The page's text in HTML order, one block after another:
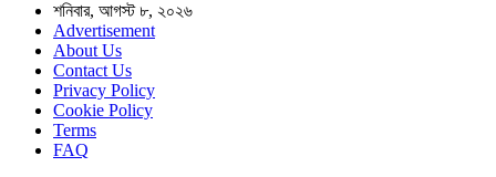
শনিবার, আগস্ট ৮, ২০২৬
Advertisement
About Us
Contact Us
Privacy Policy
Cookie Policy
Terms
FAQ